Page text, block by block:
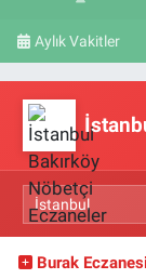
Aylık Vakitler
Burak Eczanesi